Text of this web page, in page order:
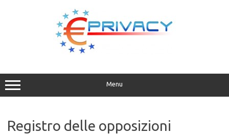
Menu
Registro delle opposizioni